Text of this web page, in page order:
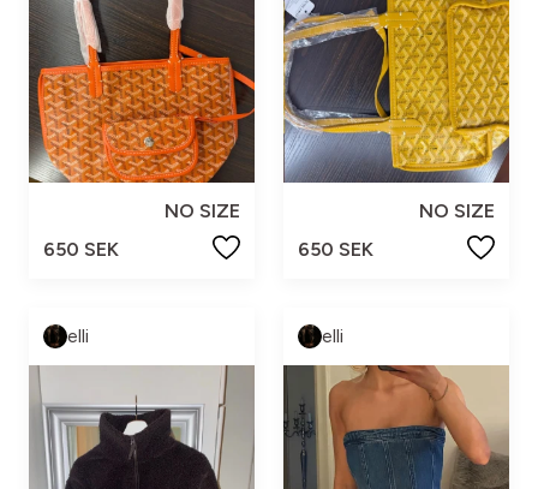
NO SIZE
650 SEK
NO SIZE
650 SEK
elli elli